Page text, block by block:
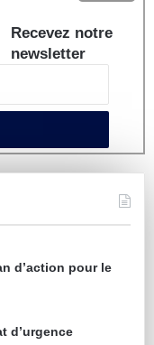
Recevez notre
newsletter
d’action pour le
d’urgence